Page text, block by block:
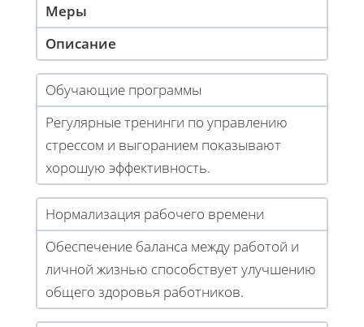
Меры
Описание
Обучающие программы
Регулярные тренинги по управлению
стрессом и выгоранием показывают
хорошую эффективность.
Нормализация рабочего времени
Обеспечение баланса между работой и
личной жизнью способствует улучшению
общего здоровья работников.